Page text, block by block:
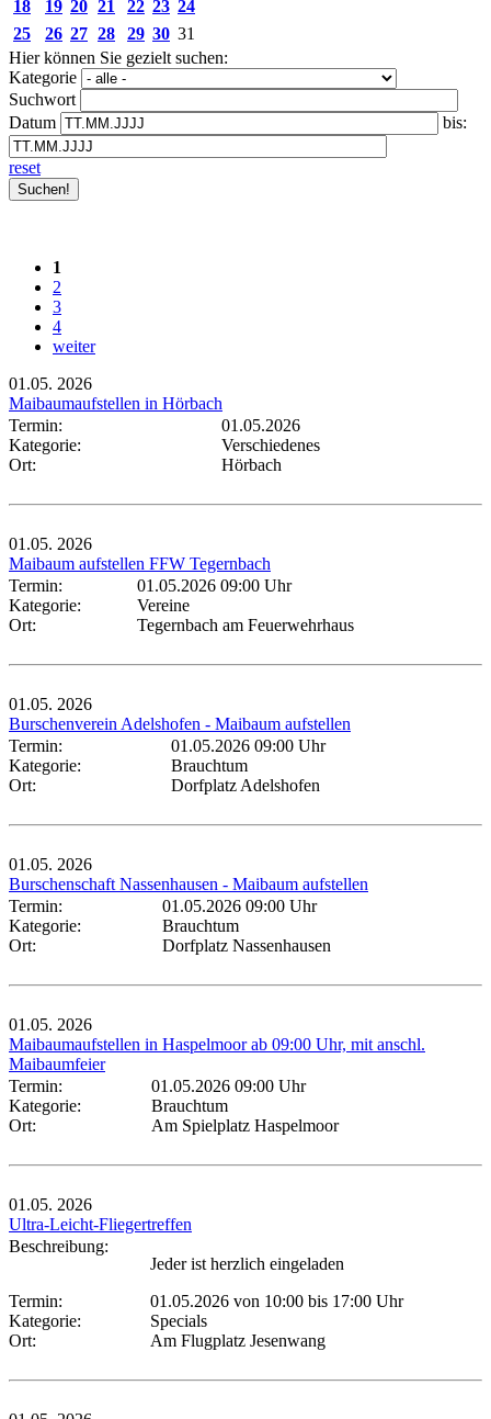
18
19 20 21 22 23 24
25
26 27 28 29 30 31
Hier können Sie gezielt suchen:
Kategorie
Suchwort
Datum
bis:
reset
1
2
3
4
weiter
01.05. 2026
Maibaumaufstellen in Hörbach
Termin:
01.05.2026
Kategorie:
Verschiedenes
Ort:
Hörbach
01.05. 2026
Maibaum aufstellen FFW Tegernbach
Termin:
01.05.2026 09:00 Uhr
Kategorie:
Vereine
Ort:
Tegernbach am Feuerwehrhaus
01.05. 2026
Burschenverein Adelshofen - Maibaum aufstellen
Termin:
01.05.2026 09:00 Uhr
Kategorie:
Brauchtum
Ort:
Dorfplatz Adelshofen
01.05. 2026
Burschenschaft Nassenhausen - Maibaum aufstellen
Termin:
01.05.2026 09:00 Uhr
Kategorie:
Brauchtum
Ort:
Dorfplatz Nassenhausen
01.05. 2026
Maibaumaufstellen in Haspelmoor ab 09:00 Uhr, mit anschl.
Maibaumfeier
Termin:
01.05.2026 09:00 Uhr
Kategorie:
Brauchtum
Ort:
Am Spielplatz Haspelmoor
01.05. 2026
Ultra-Leicht-Fliegertreffen
Beschreibung:
Jeder ist herzlich eingeladen
Termin:
01.05.2026 von 10:00 bis 17:00 Uhr
Kategorie:
Specials
Ort:
Am Flugplatz Jesenwang